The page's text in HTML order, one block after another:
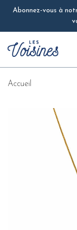
Abonnez-vous à
Accueil